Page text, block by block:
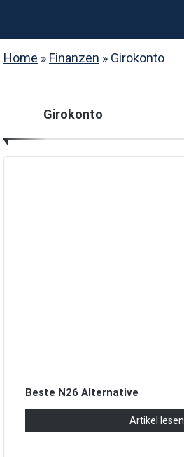
Home » Finanzen » Girokonto
Girokonto
Beste N26 Alternative
Artikel lesen